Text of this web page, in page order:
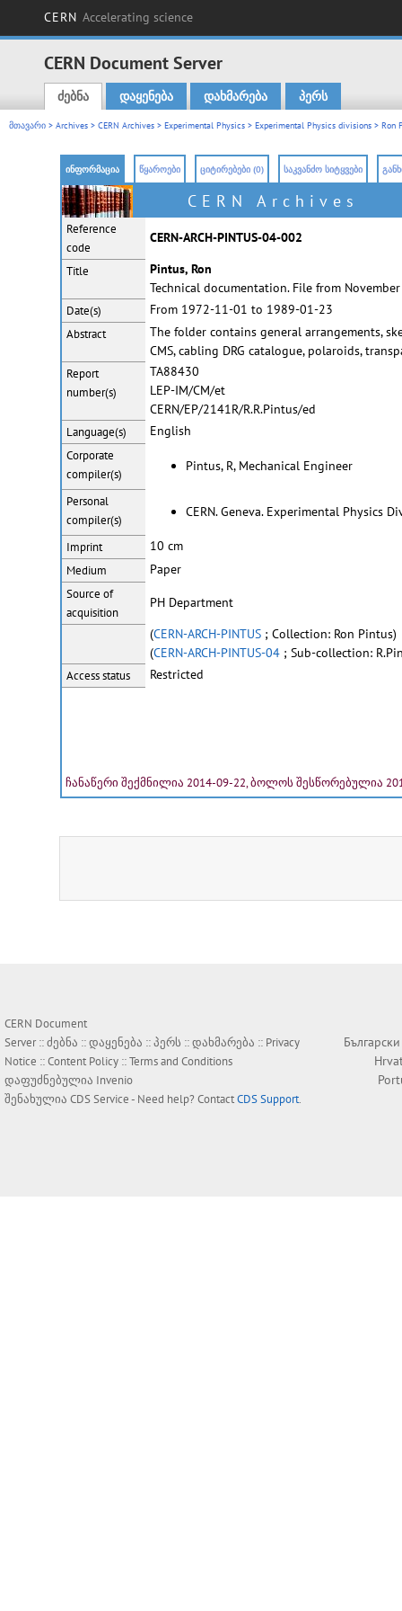
CERN Accelerating science
CERN Document Server
Main menu
ძებნა დაყენება დახმარება პერს
მთავარი > Archives > CERN Archives > Experimental Physics > Experimental Physics divisions > Ron
ინფორმაცია წყაროები ციტირებები (0) საკვანძო სიტყვები
CERN Archives
Reference
code
CERN-ARCH-PINTUS-04-002
Title
Pintus, Ron
Technical documentation. File from
Date(s) From 1972-11-01 to 1989-01-23
Abstract
The folder contains general arrangements,
CMS, cabling DRG catalogue, polaroids,
Report
number(s)
TA88430
LEP-IM/CM/et
CERN/EP/2141R/R.R.Pintus/ed
Language(s) English
Corporate
compiler(s)
Pintus, R, Mechanical Engineer
Personal
compiler(s)
CERN. Geneva. Experimental Physics
Imprint 10 cm
Medium Paper
Source of
acquisition
PH Department
(CERN-ARCH-PINTUS ; Collection: Ron Pintus)
(CERN-ARCH-PINTUS-04 ; Sub-collection:
Access status Restricted
ჩანაწერი შექმნილია 2014-09-22, ბოლოს შესწორებულია
CERN Document
Server ::ძებნა ::დაყენება ::პერს ::დახმარება :: Privacy
Notice ::Content Policy ::Terms and Conditions
დაფუძნებულია Invenio
შენახულია CDS Service- Need help? ContactCDS Support.
Български